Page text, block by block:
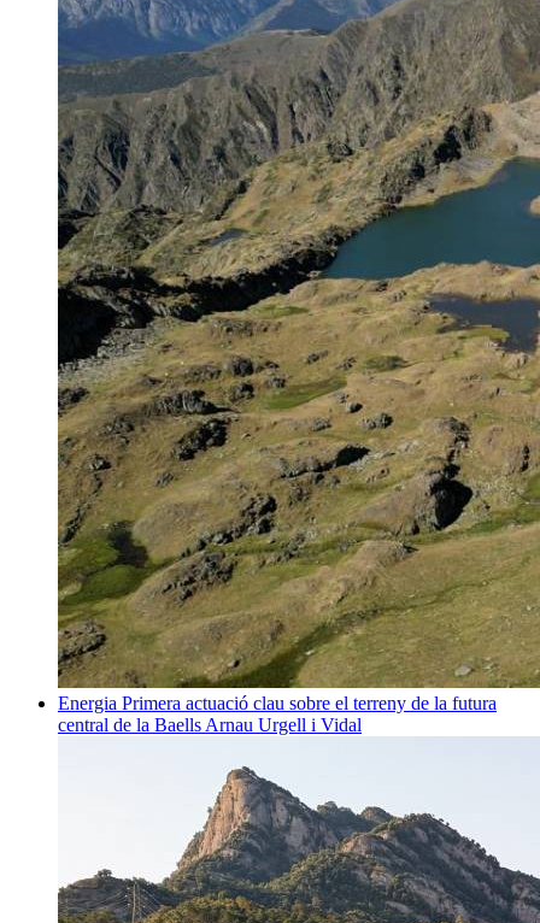
Energia Primera actuació clau sobre el terreny de la futura
central de la Baells Arnau Urgell i Vidal